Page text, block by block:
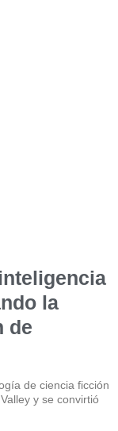
la
de
de ciencia ficción
y se convirtió